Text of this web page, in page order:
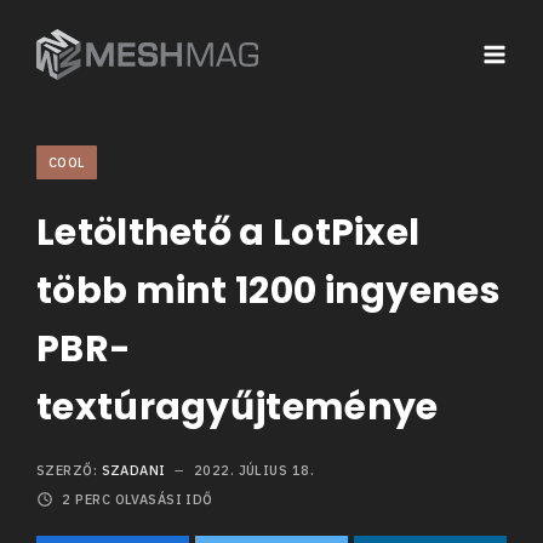
COOL
Letölthető a LotPixel
több mint 1200 ingyenes
PBR-
textúragyűjteménye
SZERZŐ: SZADANI
2022. JÚLIUS 18.
2 PERC OLVASÁSI IDŐ